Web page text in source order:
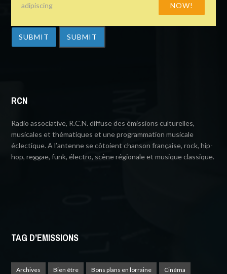
adipiscing
NOW!
SUBMIT SUBMIT
RCN
Radio associative, R.C.N. diffuse des émissions culturelles,
musicales et thématiques et une programmation musicale
éclectique. A l’antenne se côtoient chanson française, rock, hip-
hop, reggae, funk, électro, scène régionale et musique classique.
TAG D’EMISSIONS
Archives Bien être Bons plans en lorraine Cinéma